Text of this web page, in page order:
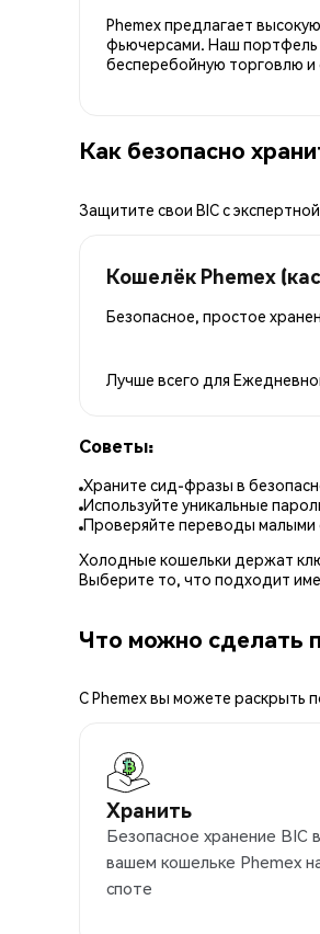
Phemex предлагает
фьючерсами. Наш
бесперебойную торговлю и
Как безопасно
Защитите свои BIC с
Кошелёк Phemex
Безопасное, простое
Лучше всего для
Советы:
Храните сид-фразы в
Используйте уникальные
Проверяйте переводы малыми
Холодные кошельки держат
Выберите то, что подходит
Что можно сделать
С Phemex вы можете раскрыть
Хранить
Безопасное хранение BIC в
вашем кошельке Phemex
споте